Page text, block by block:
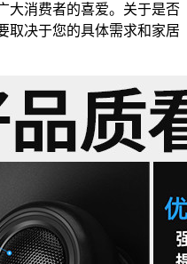
大消费者的喜爱。关于是否
取决于您的具体需求和家居